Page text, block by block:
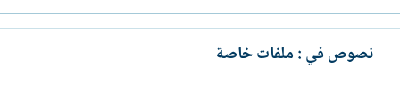
نصوص في : ملفات خاصة